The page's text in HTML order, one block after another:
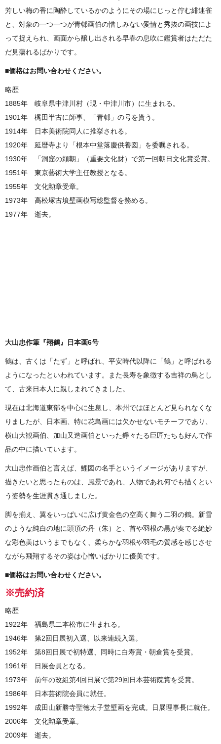
芳しい梅の香に陶酔しているかのようにその場にじっと佇む緋連雀
と、対象の一つ一つが青邨画伯の惜しみない愛情と秀抜の画技によ
って捉えられ、画面から醸し出される早春の息吹に鑑賞者はただた
だ見蕩れるばかりです。
■価格はお問い合わせください。
略歴
1885年 岐阜県中津川村（現・中津川市）に生まれる。
1901年 梶田半古に師事、「青邨」の号を貰う。
1914年 日本美術院同人に推挙される。
1920年 延暦寺より「根本中堂落慶供養図」を委嘱される。
1930年 「洞窟の頼朝」（重要文化財）で第一回朝日文化賞受賞。
1951年 東京藝術大学主任教授となる。
1955年 文化勲章受章。
1973年 高松塚古墳壁画模写総監督を務める。
1977年 逝去。
大山忠作筆『翔鶴』日本画6号
鶴は、古くは「たず」と呼ばれ、平安時代以降に「鶴」と呼ばれる
ようになったといわれています。また長寿を象徴する吉祥の鳥とし
て、古来日本人に親しまれてきました。
現在は北海道東部を中心に生息し、本州ではほとんど見られなくな
りましたが、日本画、特に花鳥画には欠かせないモチーフであり、
横山大観画伯、加山又造画伯といった錚々たる巨匠たちも好んで作
品の中に描いています。
大山忠作画伯と言えば、鯉図の名手というイメージがありますが、
描きたいと思ったものは、風景であれ、人物であれ何でも描くとい
う姿勢を生涯貫き通しました。
脚を揃え、翼をいっぱいに広げ黄金色の空高く舞う二羽の鶴。新雪
のような純白の地に頭頂の丹（朱）と、首や羽根の黒が奏でる絶妙
な彩色美はいうまでもなく、柔らかな羽根や羽毛の質感を感じさせ
ながら飛翔するその姿は心憎いばかりに優美です。
■価格はお問い合わせください。
※売約済
略歴
1922年 福島県二本松市に生まれる。
1946年 第2回日展初入選、以来連続入選。
1952年 第8回日展で初特選、同時に白寿賞・朝倉賞を受賞。
1961年 日展会員となる。
1973年 前年の改組第4回日展で第29回日本芸術院賞を受賞。
1986年 日本芸術院会員に就任。
1992年 成田山新勝寺聖徳太子堂壁画を完成。日展理事長に就任。
2006年 文化勲章受章。
2009年 逝去。